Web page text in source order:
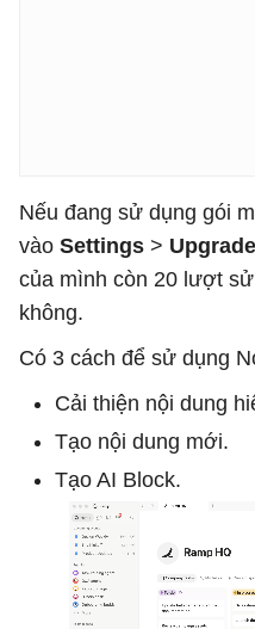
Nếu đang sử dụng gói
vào Settings > Upgrade
của mình còn 20 lượt
không.
Có 3 cách để sử dụng
Cải thiện nội dung
Tạo nội dung mới.
Tạo AI Block.